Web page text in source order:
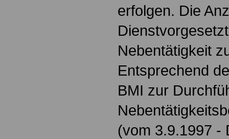
erfolgen. Die
Nebentätigkeit
Entsprechend
BMI zur
(vom 3.9.1997 -